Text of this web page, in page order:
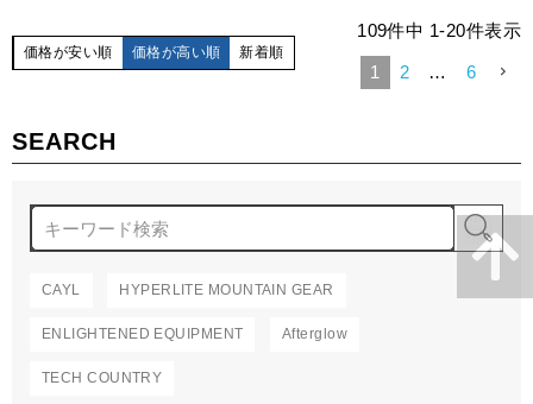
SEARCH
CAYL HYPERLITE MOUNTAIN GEAR
ENLIGHTENED EQUIPMENT Afterglow
TECH COUNTRY
価格が安い順 価格が高い順 新着順
109件中 1-20件表示
1 2 … 6